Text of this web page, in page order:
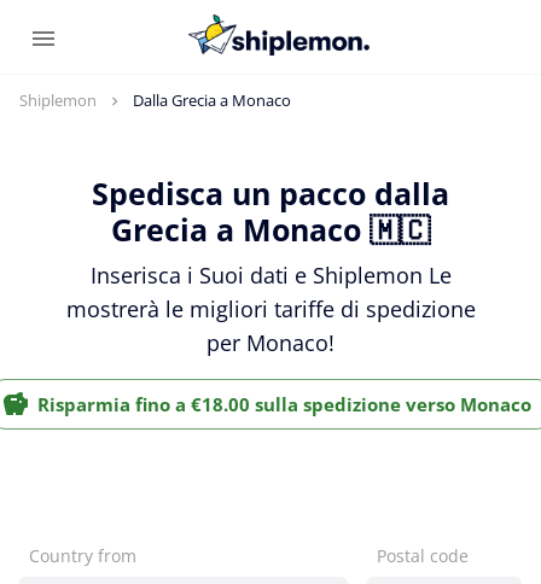
Shiplemon Dalla Grecia a Monaco
Spedisca un pacco dalla
Grecia a Monaco 🇲🇨
Inserisca i Suoi dati e Shiplemon Le
mostrerà le migliori tariffe di spedizione
per Monaco!
Risparmia fino a €18.00 sulla spedizione verso Monaco
Country from Postal code